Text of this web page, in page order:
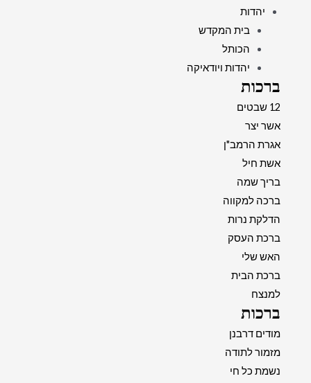
יהדות
בית המקדש
הכותל
יהדות ויודאיקה
ברכות
12 שבטים
אשר יצר
אגרת הרמב"ן
אשת חיל
בריך שמה
ברכה למקווה
הדלקת נרות
ברכת העסק
האש שלי
ברכת הבית
למנצח
ברכות
מודים דרבנן
מזמור לתודה
נשמת כל חי